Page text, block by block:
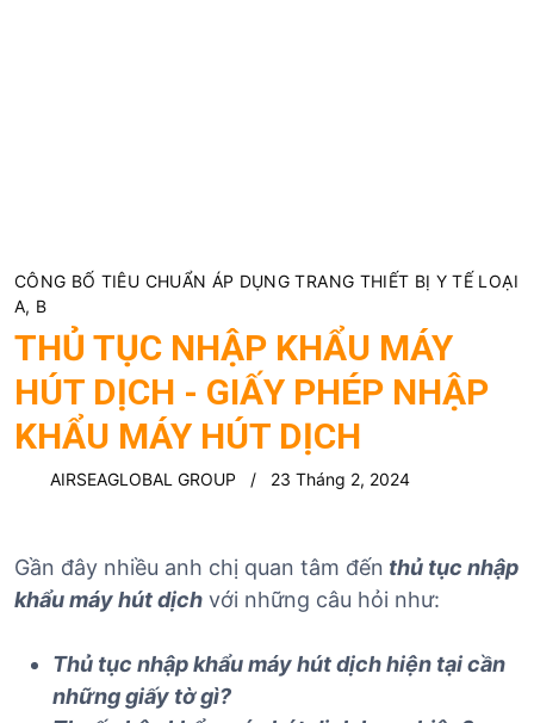
CÔNG BỐ TIÊU CHUẨN ÁP DỤNG TRANG THIẾT BỊ Y TẾ LOẠI
A, B
THỦ TỤC NHẬP KHẨU MÁY
HÚT DỊCH - GIẤY PHÉP NHẬP
KHẨU MÁY HÚT DỊCH
AIRSEAGLOBAL GROUP 23 Tháng 2, 2024
Gần đây nhiều anh chị quan tâm đến thủ tục nhập
khẩu máy hút dịch với những câu hỏi như:
Thủ tục nhập khẩu máy hút dịch hiện tại cần
những giấy tờ gì?